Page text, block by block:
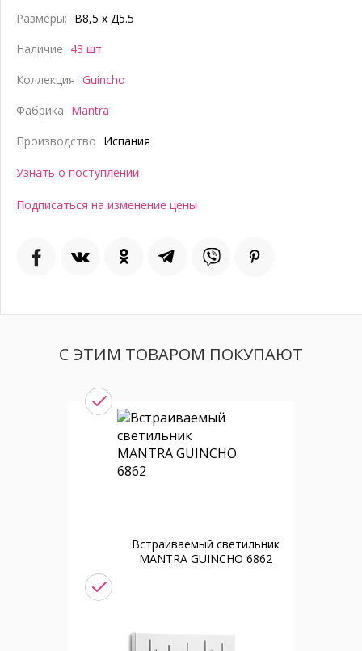
Размеры: В8,5 x Д5.5
Наличие 43 шт.
Коллекция Guincho
Фабрика Mantra
Производство Испания
Узнать о поступлении
Подписаться на изменение цены
С ЭТИМ ТОВАРОМ ПОКУПАЮТ
Встраиваемый светильник
MANTRA GUINCHO 6862